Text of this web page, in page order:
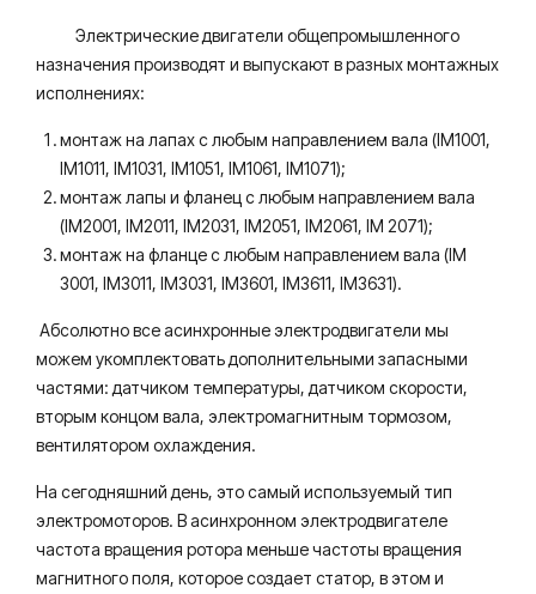
Электрические двигатели общепромышленного
назначения производят и выпускают в разных монтажных
исполнениях:
монтаж на лапах с любым направлением вала (IM1001,
IM1011, IM1031, IM1051, IM1061, IM1071);
монтаж лапы и фланец с любым направлением вала
(IM2001, IM2011, IM2031, IM2051, IM2061, IM 2071);
монтаж на фланце с любым направлением вала (IM
3001, IM3011, IM3031, IM3601, IM3611, IM3631).​
Абсолютно все асинхронные электродвигатели мы
можем укомплектовать дополнительными запасными
частями: датчиком температуры, датчиком скорости,
вторым концом вала, электромагнитным тормозом,
вентилятором охлаждения.
На сегодняшний день, это самый используемый тип
электромоторов. В асинхронном электродвигателе
частота вращения ротора меньше частоты вращения
магнитного поля, которое создает статор, в этом и